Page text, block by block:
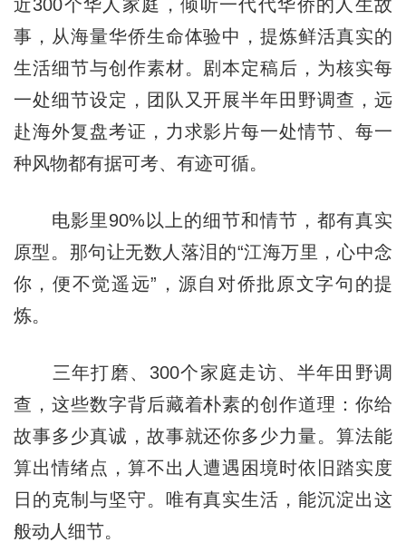
近300个华人家庭，倾听一代代华侨的人生故
事，从海量华侨生命体验中，提炼鲜活真实的
生活细节与创作素材。剧本定稿后，为核实每
一处细节设定，团队又开展半年田野调查，远
赴海外复盘考证，力求影片每一处情节、每一
种风物都有据可考、有迹可循。
电影里90%以上的细节和情节，都有真实
原型。那句让无数人落泪的“江海万里，心中念
你，便不觉遥远”，源自对侨批原文字句的提
炼。
三年打磨、300个家庭走访、半年田野调
查，这些数字背后藏着朴素的创作道理：你给
故事多少真诚，故事就还你多少力量。算法能
算出情绪点，算不出人遭遇困境时依旧踏实度
日的克制与坚守。唯有真实生活，能沉淀出这
般动人细节。